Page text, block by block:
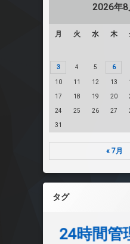
2026年8
月 火 水 木
3 4 5 6
10 11 12 13
17 18 19 20
24 25 26 27
31
« 7月
タグ
24時間管